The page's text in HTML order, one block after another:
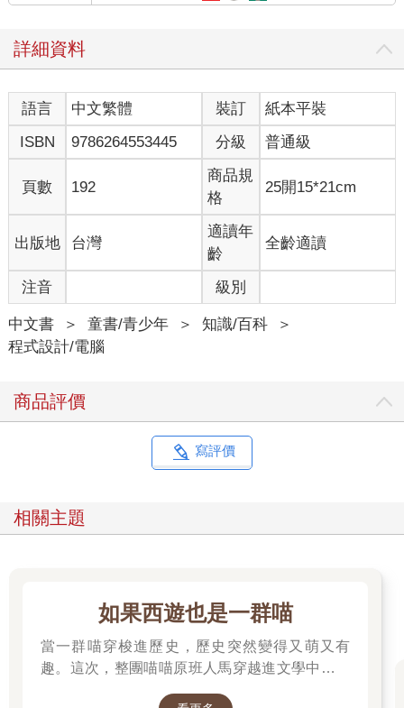
詳細資料
語言 中文繁體 裝訂
紙本平裝
ISBN
9786264553445 分級 普通級
頁數 192
商品規
格
25開15*21cm
出版地 台灣
適讀年
齡
全齡適讀
注音 級別
中文書 ＞ 童書/青少年 ＞ 知識/百科
＞
程式設計/電腦
商品評價
寫評價
相關主題
如果西遊也是一群喵
當一群喵穿梭進歷史，歷史突然變得又萌又有
趣。這次，整團喵喵原班人馬穿越進文學中，開